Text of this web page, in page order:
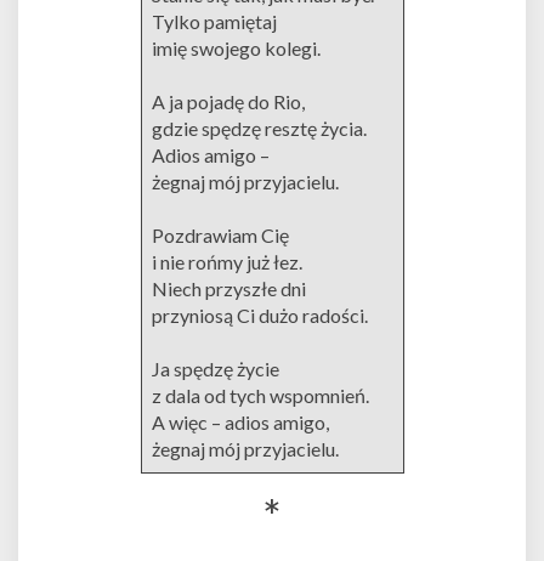
Tylko pamiętaj
imię swojego kolegi.
A ja pojadę do Rio,
gdzie spędzę resztę życia.
Adios amigo –
żegnaj mój przyjacielu.
Pozdrawiam Cię
i nie rońmy już łez.
Niech przyszłe dni
przyniosą Ci dużo radości.
Ja spędzę życie
z dala od tych wspomnień.
A więc – adios amigo,
żegnaj mój przyjacielu.
*